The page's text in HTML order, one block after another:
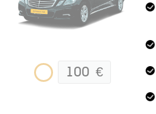
100 €